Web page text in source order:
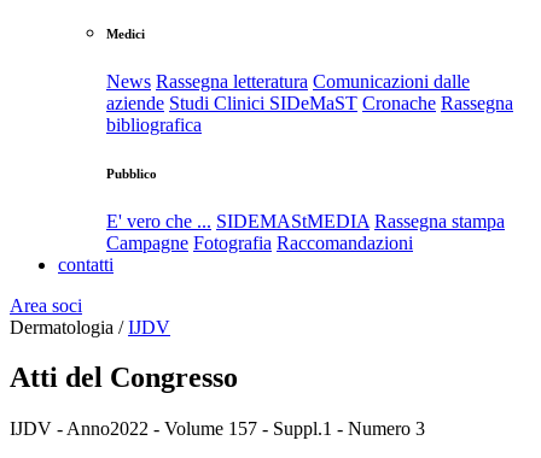
Medici
News Rassegna letteratura Comunicazioni dalle
aziende Studi Clinici SIDeMaST Cronache Rassegna
bibliografica
Pubblico
E' vero che ... SIDEMAStMEDIA Rassegna stampa
Campagne Fotografia Raccomandazioni
contatti
Area soci
Dermatologia /IJDV
Atti del Congresso
IJDV - Anno2022 - Volume 157 - Suppl.1 - Numero 3